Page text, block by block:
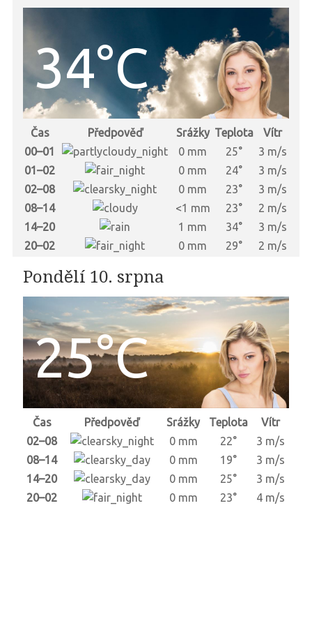
34°C
Čas Předpověď Srážky Teplota
Vítr
00–01
0 mm 25°
3 m/s
01–02
0 mm 24°
3 m/s
02–08
0 mm 23°
3 m/s
08–14
<1 mm 23°
2 m/s
14–20
1 mm 34°
3 m/s
20–02
0 mm 29° 2 m/s
Pondělí 10. srpna
25°C
Čas Předpověď Srážky Teplota
Vítr
02–08
0 mm 22°
3 m/s
08–14
0 mm 19°
3 m/s
14–20
0 mm 25°
3 m/s
20–02
0 mm 23° 4 m/s